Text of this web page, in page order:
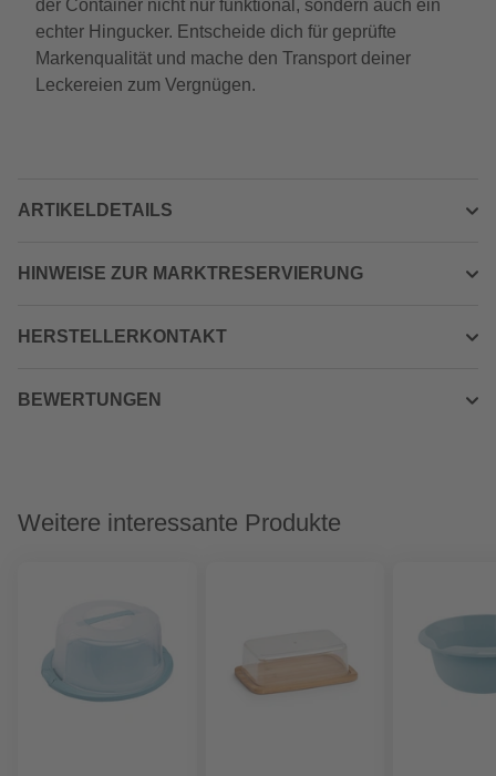
der Container nicht nur funktional, sondern auch ein
echter Hingucker. Entscheide dich für geprüfte
Markenqualität und mache den Transport deiner
Leckereien zum Vergnügen.
ARTIKELDETAILS
HINWEISE ZUR MARKTRESERVIERUNG
HERSTELLERKONTAKT
BEWERTUNGEN
Weitere interessante Produkte